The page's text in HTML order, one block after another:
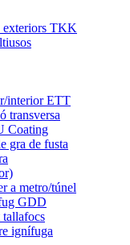
exteriors TKK
interior ETT
transversa
Coating
gra de fusta
a metro/túnel
GDD
tallafocs
ignífuga